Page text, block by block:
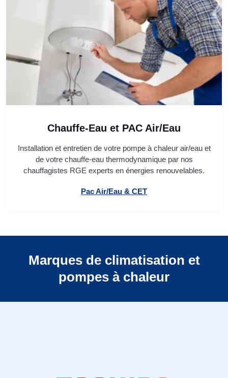
Chauffe-Eau et PAC Air/Eau
Installation et entretien de votre pompe à chaleur air/eau et
de votre chauffe-eau thermodynamique par nos
chauffagistes RGE experts en énergies renouvelables.
Pac Air/Eau & CET
Marques de climatisation et
pompes à chaleur